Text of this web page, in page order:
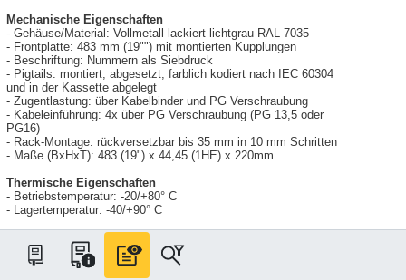
Mechanische Eigenschaften
- Gehäuse/Material: Vollmetall lackiert lichtgrau RAL 7035
- Frontplatte: 483 mm (19"") mit montierten Kupplungen
- Beschriftung: Nummern als Siebdruck
- Pigtails: montiert, abgesetzt, farblich kodiert nach IEC 60304
und in der Kassette abgelegt
- Zugentlastung: über Kabelbinder und PG Verschraubung
- Kabeleinführung: 4x über PG Verschraubung (PG 13,5 oder
PG16)
- Rack-Montage: rückversetzbar bis 35 mm in 10 mm Schritten
- Maße (BxHxT): 483 (19") x 44,45 (1HE) x 220mm
Thermische Eigenschaften
- Betriebstemperatur: -20/+80° C
- Lagertemperatur: -40/+90° C
spleißfertig, 1HE, ausziehbar, lichtgrau
- 6 x SC/APC-DX-SM Kupplungen, grün